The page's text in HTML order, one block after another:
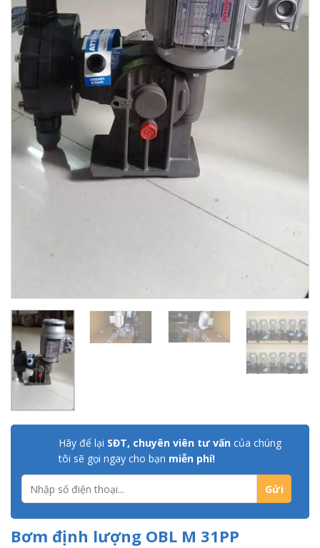
Hãy để lại SĐT, chuyên viên tư vấn của chúng
tôi sẽ gọi ngay cho bạn miễn phí!
Bơm định lượng OBL M 31PP